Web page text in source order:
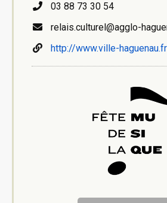
03 88 73 30 54
relais.culturel@agglo-
http://www.ville-haguenau.fr